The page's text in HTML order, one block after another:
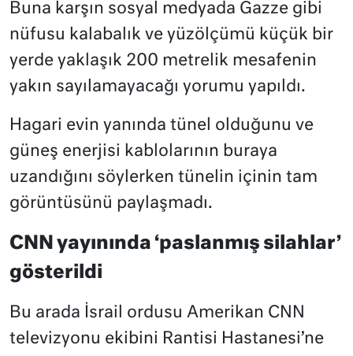
Buna karşın sosyal medyada Gazze gibi
nüfusu kalabalık ve yüzölçümü küçük bir
yerde yaklaşık 200 metrelik mesafenin
yakın sayılamayacağı yorumu yapıldı.
Hagari evin yanında tünel olduğunu ve
güneş enerjisi kablolarının buraya
uzandığını söylerken tünelin içinin tam
görüntüsünü paylaşmadı.
CNN yayınında ‘paslanmış silahlar’
gösterildi
Bu arada İsrail ordusu Amerikan CNN
televizyonu ekibini Rantisi Hastanesi’ne